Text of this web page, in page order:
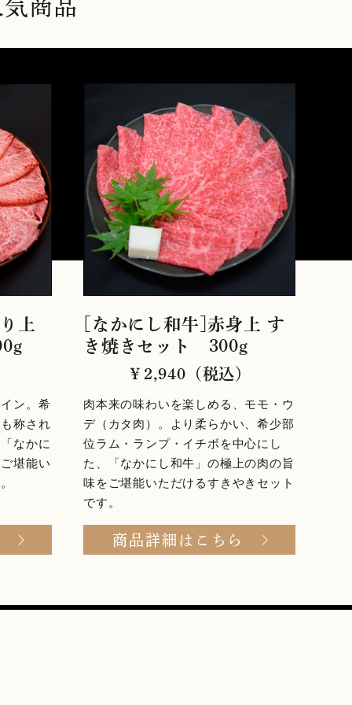
上
ン。希
称され
なかに
堪能い
[なかにし和牛]赤身上 す
き焼きセット 300g
￥2,940（税込）
肉本来の味わいを楽しめる、モモ・ウ
デ（カタ肉）。より柔らかい、希少部
位ラム・ランプ・イチボを中心にし
た、「なかにし和牛」の極上の肉の旨
味をご堪能いただけるすきやきセット
です。
商品詳細はこちら